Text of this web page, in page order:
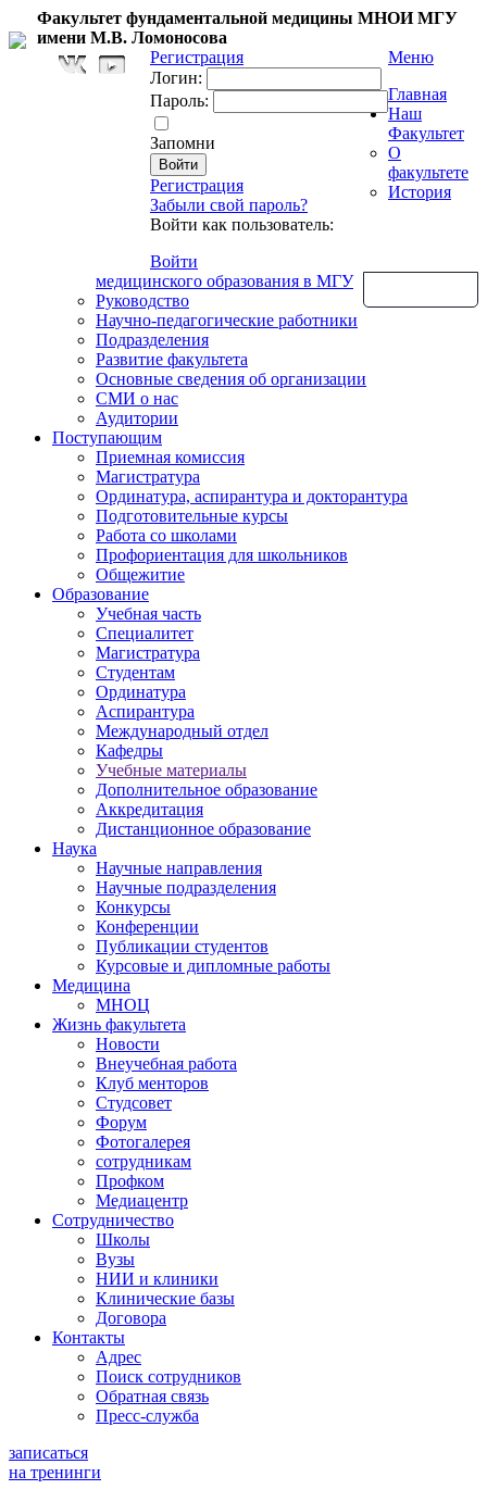
Факультет фундаментальной медицины МНОИ МГУ
имени М.В. Ломоносова
Регистрация
Логин:
Пароль:
Запомни
Регистрация
Забыли свой пароль?
Войти как пользователь:
Войти
Меню
Главная
Наш
Факультет
О
факультете
История
медицинского образования в МГУ
Руководство
Научно-педагогические работники
Подразделения
Развитие факультета
Основные сведения об организации
СМИ о нас
Аудитории
Поступающим
Приемная комиссия
Магистратура
Ординатура, аспирантура и докторантура
Подготовительные курсы
Работа со школами
Профориентация для школьников
Общежитие
Образование
Учебная часть
Специалитет
Магистратура
Студентам
Ординатура
Аспирантура
Международный отдел
Кафедры
Учебные материалы
Дополнительное образование
Аккредитация
Дистанционное образование
Наука
Научные направления
Научные подразделения
Конкурсы
Конференции
Публикации студентов
Курсовые и дипломные работы
Медицина
МНОЦ
Жизнь факультета
Новости
Внеучебная работа
Клуб менторов
Студсовет
Форум
Фотогалерея
сотрудникам
Профком
Медиацентр
Сотрудничество
Школы
Вузы
НИИ и клиники
Клинические базы
Договора
Контакты
Адрес
Поиск сотрудников
Обратная связь
Пресс-служба
записаться
на тренинги